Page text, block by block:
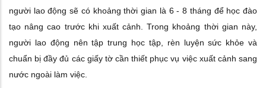
người lao động sẽ có khoảng thời gian là 6 - 8 tháng để học đào
tạo nâng cao trước khi xuất cảnh. Trong khoảng thời gian này,
người lao động nên tập trung học tập, rèn luyện sức khỏe và
chuẩn bị đầy đủ các giấy tờ cần thiết phục vụ việc xuất cảnh sang
nước ngoài làm việc.